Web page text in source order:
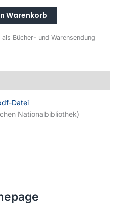
Warenkorb
Bücher- und Warensendung
Datei
Nationalbibliothek)